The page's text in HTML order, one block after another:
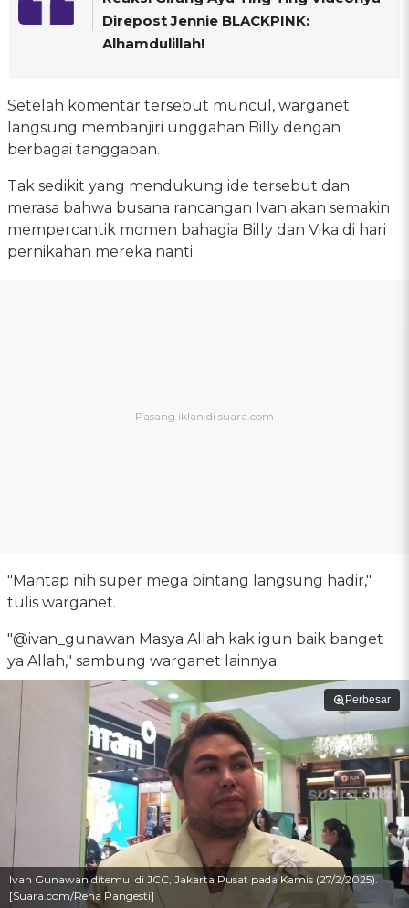
Direpost Jennie BLACKPINK:
Alhamdulillah!
Setelah komentar tersebut muncul, warganet
langsung membanjiri unggahan Billy dengan
berbagai tanggapan.
Tak sedikit yang mendukung ide tersebut dan
merasa bahwa busana rancangan Ivan akan semakin
mempercantik momen bahagia Billy dan Vika di hari
pernikahan mereka nanti.
"Mantap nih super mega bintang langsung hadir,"
tulis warganet.
"@ivan_gunawan Masya Allah kak igun baik banget
ya Allah," sambung warganet lainnya.
Perbesar
Ivan Gunawan ditemui di JCC, Jakarta Pusat pada Kamis (27/2/2025).
[Suara.com/Rena Pangesti]